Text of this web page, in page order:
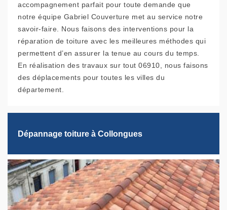
accompagnement parfait pour toute demande que
notre équipe Gabriel Couverture met au service notre
savoir-faire. Nous faisons des interventions pour la
réparation de toiture avec les meilleures méthodes qui
permettent d’en assurer la tenue au cours du temps.
En réalisation des travaux sur tout 06910, nous faisons
des déplacements pour toutes les villes du
département.
Dépannage toiture à Collongues